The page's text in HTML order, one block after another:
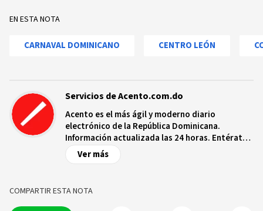
EN ESTA NOTA
CARNAVAL DOMINICANO CENTRO LEÓN
Servicios de Acento.com.do
Acento es el más ágil y moderno diario
electrónico de la República Dominicana.
Información actualizada las 24 horas. Entérate
de las noticias y sucesos más importantes a
nivel nacional e internacional, videos y fotos
Ver más
COMPARTIR ESTA NOTA